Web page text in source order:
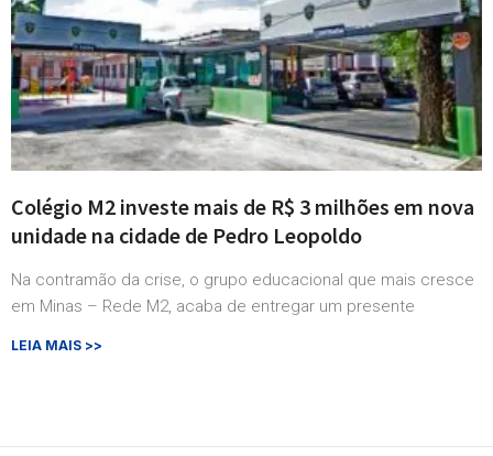
Colégio M2 investe mais de R$ 3 milhões em nova
unidade na cidade de Pedro Leopoldo
Na contramão da crise, o grupo educacional que mais cresce
em Minas – Rede M2, acaba de entregar um presente
LEIA MAIS >>